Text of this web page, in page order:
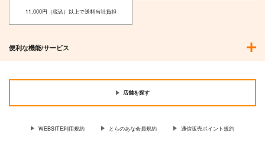
崩壊：スターレイル-
鏡流-160x50CM抱き
eb
13,200円（税込）
サンプル
作品詳細
ホロライブ-ニノマエ
eb
13,200円（税込）
一伊那尓栖
サンプル
作品詳細
11,000円（税込）以上で送料当社負担
便利な機能/サービス
店舗を探す
WEBSITE利用規約 とらのあな会員規約 通信販売ポイント規約